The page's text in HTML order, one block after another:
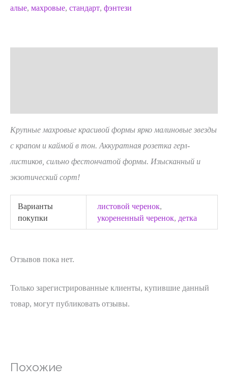
алые, махровые, стандарт, фэнтези
Крупные махровые красивой формы ярко малиновые звезды
с крапом и каймой в тон. Аккуратная розетка герл-
листиков, сильно фестончатой формы. Изысканный и
экзотический сорт!
Варианты
покупки
листовой черенок,
укорененный черенок, детка
Отзывов пока нет.
Только зарегистрированные клиенты, купившие данный
товар, могут публиковать отзывы.
Похожие